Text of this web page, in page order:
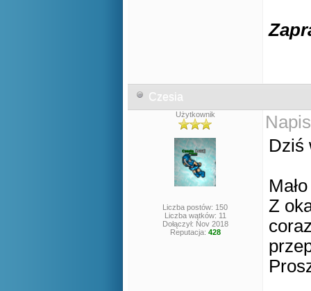
Czesia
Użytkownik
Liczba postów: 150
Liczba wątków: 11
Dołączył: Nov 2018
Reputacja: 428
Dziś
Z